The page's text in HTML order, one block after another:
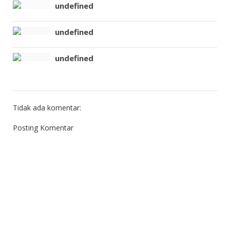
undefined
undefined
undefined
Tidak ada komentar:
Posting Komentar